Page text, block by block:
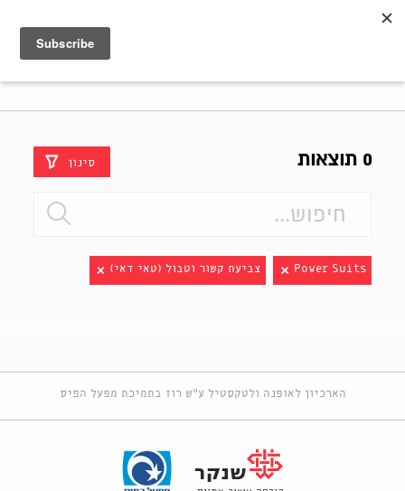
0 תוצאות סינון
Power Suits צביעת קשור וטבול (טאי דאי)
הארכיון לאופנה ולטקסטיל ע"ש רוז בתמיכת מפעל הפיס